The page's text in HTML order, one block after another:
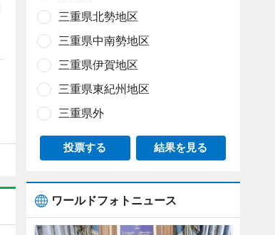
三重県北勢地区
三重県中南勢地区
三重県伊賀地区
三重県東紀州地区
三重県外
投票する 結果を見る
ワールドフォトニュース